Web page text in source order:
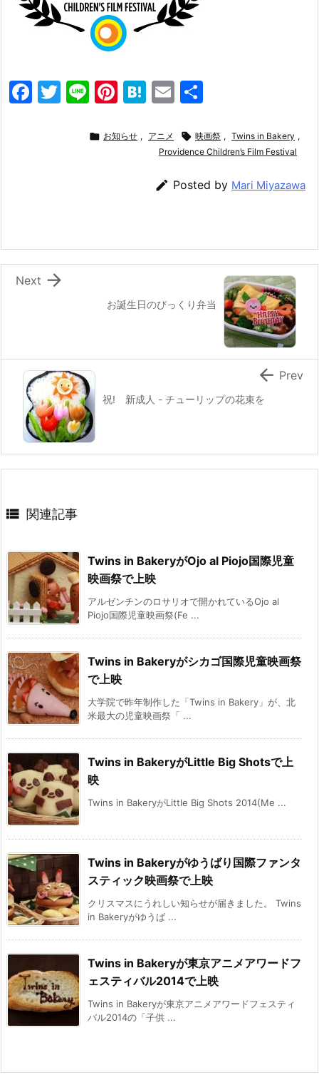
F
k
T
Li
e
Pi
er
H
e
n
a
E
ai
l
 お知らせ , アニメ  映画祭 , Twins in Bakery ,
Providence Children’s Film Festival
 Posted by Mari Miyazawa
お誕生日のびっくり弁当

Next
祝! 新成人 - チューリップの花束を
 Prev
 関連記事
Twins in BakeryがOjo al Piojo国際児童
映画祭で上映
アルゼンチンのロサリオで開かれているOjo al
Piojo国際児童映画祭(Fe ...
Twins in Bakeryがシカゴ国際児童映画祭
で上映
大学院で昨年制作した「Twins in Bakery」が、北
米最大の児童映画祭「 ...
Twins in BakeryがLittle Big Shotsで上
映
Twins in BakeryがLittle Big Shots 2014(Me ...
Twins in Bakeryがゆうばり国際ファンタ
スティック映画祭で上映
クリスマスにうれしい知らせが届きました。 Twins
in Bakeryがゆうば ...
Twins in Bakeryが東京アニメアワードフ
ェスティバル2014で上映
Twins in Bakeryが東京アニメアワードフェスティ
バル2014の「子供 ...